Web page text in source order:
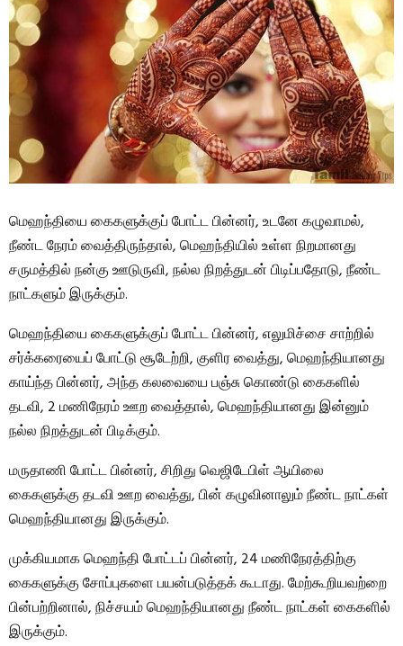
மெஹந்தியை கைகளுக்குப் போட்ட பின்னர், உடனே கழுவாமல்,
நீண்ட நேரம் வைத்திருந்தால், மெஹந்தியில் உள்ள நிறமானது
சருமத்தில் நன்கு ஊடுருவி, நல்ல நிறத்துடன் பிடிப்பதோடு, நீண்ட
நாட்களும் இருக்கும்.
மெஹந்தியை கைகளுக்குப் போட்ட பின்னர், எலுமிச்சை சாற்றில்
சர்க்கரையைப் போட்டு சூடேற்றி, குளிர வைத்து, மெஹந்தியானது
காய்ந்த பின்னர், அந்த கலவையை பஞ்சு கொண்டு கைகளில்
தடவி, 2 மணிநேரம் ஊற வைத்தால், மெஹந்தியானது இன்னும்
நல்ல நிறத்துடன் பிடிக்கும்.
மருதாணி போட்ட பின்னர், சிறிது வெஜிடேபிள் ஆயிலை
கைகளுக்கு தடவி ஊற வைத்து, பின் கழுவினாலும் நீண்ட நாட்கள்
மெஹந்தியானது இருக்கும்.
முக்கியமாக மெஹந்தி போட்டப் பின்னர், 24 மணிநேரத்திற்கு
கைகளுக்கு சோப்புகளை பயன்படுத்தக் கூடாது. மேற்கூறியவற்றை
பின்பற்றினால், நிச்சயம் மெஹந்தியானது நீண்ட நாட்கள் கைகளில்
இருக்கும்.